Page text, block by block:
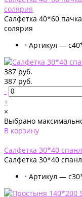
солярия
Салфетка 40*60
солярия
• Артикул —
387 руб.
387 руб.
-
+
×
Выбрано
В корзину
Салфетка 30*40
Салфетка 30*40
• Артикул —